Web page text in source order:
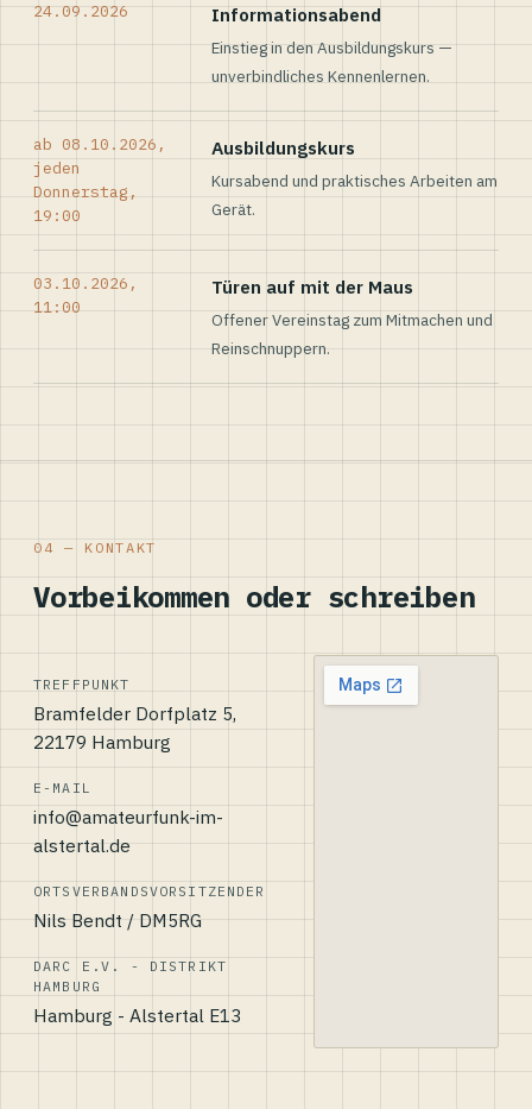
24.09.2026 Informationsabend
Einstieg in den Ausbildungskurs —
unverbindliches Kennenlernen.
ab 08.10.2026,
jeden
Donnerstag,
19:00
Ausbildungskurs
Kursabend und praktisches Arbeiten am
Gerät.
03.10.2026,
11:00
Türen auf mit der Maus
Offener Vereinstag zum Mitmachen und
Reinschnuppern.
04 — KONTAKT
Vorbeikommen oder schreiben
TREFFPUNKT
Bramfelder Dorfplatz 5,
22179 Hamburg
E-MAIL
info@amateurfunk-im-
alstertal.de
ORTSVERBANDSVORSITZENDER
Nils Bendt / DM5RG
DARC E.V. - DISTRIKT
HAMBURG
Hamburg - Alstertal E13